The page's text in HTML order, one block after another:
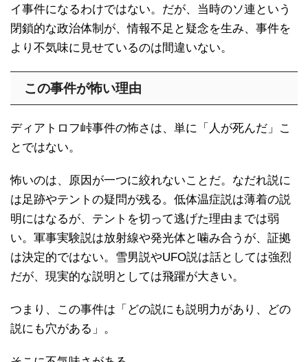
イ事件になるわけではない。だが、当時のソ連という
閉鎖的な政治体制が、情報不足と疑念を生み、事件を
より不気味に見せているのは間違いない。
この事件が怖い理由
ディアトロフ峠事件の怖さは、単に「人が死んだ」こ
とではない。
怖いのは、原因が一つに絞れないことだ。なだれ説に
は足跡やテントの疑問が残る。低体温症説は薄着の説
明にはなるが、テントを切って逃げた理由までは弱
い。軍事実験説は放射線や発光体と噛み合うが、証拠
は決定的ではない。雪男説やUFO説は話としては強烈
だが、現実的な説明としては飛躍が大きい。
つまり、この事件は「どの説にも説明力があり、どの
説にも穴がある」。